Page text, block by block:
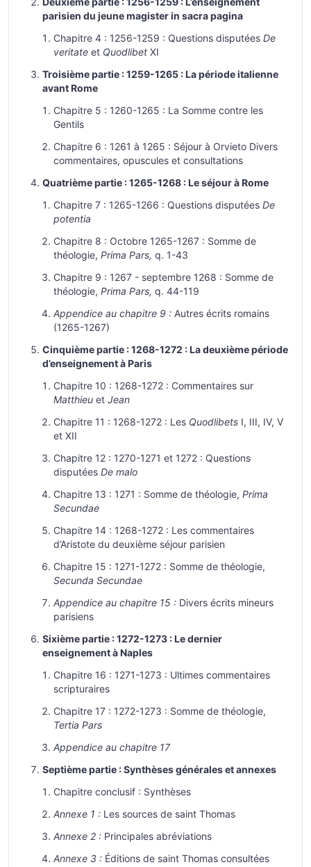
parisien du jeune magister in sacra pagina
Chapitre 4 : 1256-1259 : Questions disputées De
veritate et Quodlibet XI
Troisième partie : 1259-1265 : La période italienne
avant Rome
Chapitre 5 : 1260-1265 : La Somme contre les
Gentils
Chapitre 6 : 1261 à 1265 : Séjour à Orvieto Divers
commentaires, opuscules et consultations
Quatrième partie : 1265-1268 : Le séjour à Rome
Chapitre 7 : 1265-1266 : Questions disputées De
potentia
Chapitre 8 : Octobre 1265-1267 : Somme de
théologie, Prima Pars, q. 1-43
Chapitre 9 : 1267 - septembre 1268 : Somme de
théologie, Prima Pars, q. 44-119
Appendice au chapitre 9 : Autres écrits romains
(1265-1267)
Cinquième partie : 1268-1272 : La deuxième période
d’enseignement à Paris
Chapitre 10 : 1268-1272 : Commentaires sur
Matthieu et Jean
Chapitre 11 : 1268-1272 : Les Quodlibets I, III, IV, V
et XII
Chapitre 12 : 1270-1271 et 1272 : Questions
disputées De malo
Chapitre 13 : 1271 : Somme de théologie, Prima
Secundae
Chapitre 14 : 1268-1272 : Les commentaires
d’Aristote du deuxième séjour parisien
Chapitre 15 : 1271-1272 : Somme de théologie,
Secunda Secundae
Appendice au chapitre 15 : Divers écrits mineurs
parisiens
Sixième partie : 1272-1273 : Le dernier
enseignement à Naples
Chapitre 16 : 1271-1273 : Ultimes commentaires
scripturaires
Chapitre 17 : 1272-1273 : Somme de théologie,
Tertia Pars
Appendice au chapitre 17
Septième partie : Synthèses générales et annexes
Chapitre conclusif : Synthèses
Annexe 1 : Les sources de saint Thomas
Annexe 2 : Principales abréviations
Annexe 3 : Éditions de saint Thomas consultées